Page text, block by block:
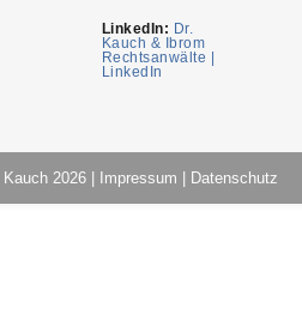
LinkedIn: Dr.
Kauch & Ibrom
Rechtsanwälte |
LinkedIn
2026 Impressum Datenschutz